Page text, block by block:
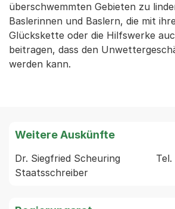
überschwemmten Gebieten zu
Baslerinnen und Baslern, die mit
Glückskette oder die Hilfswerke
beitragen, dass den
werden kann.
Weitere Auskünfte
Dr. Siegfried Scheuring